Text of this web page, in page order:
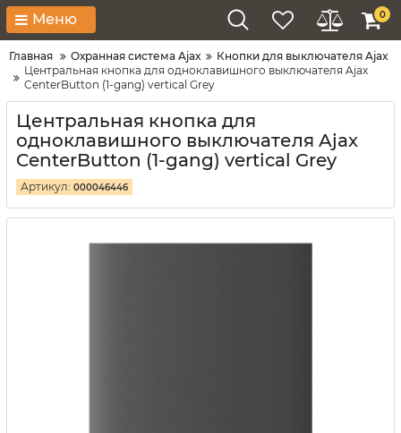
Меню 0
Главная Охранная система Ajax
Кнопки для выключателя Ajax
Центральная кнопка для одноклавишного выключателя Ajax
CenterButton (1-gang) vertical Grey
Центральная кнопка для
одноклавишного выключателя Ajax
CenterButton (1-gang) vertical Grey
Артикул: 000046446